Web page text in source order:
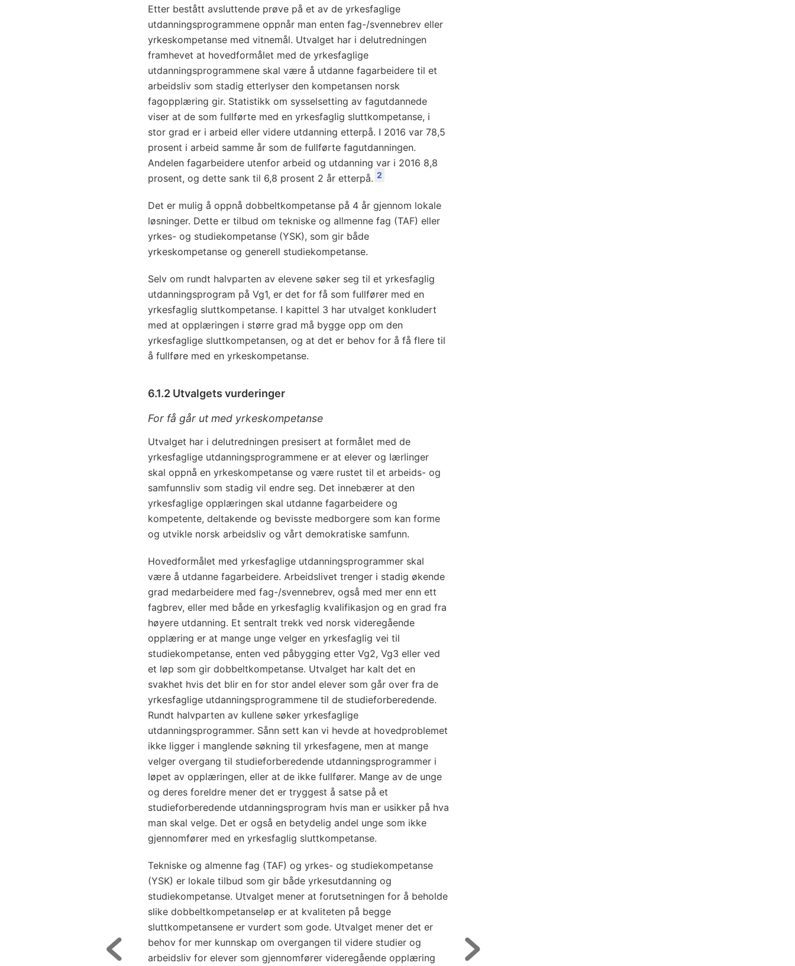
Etter bestått avsluttende prøve på et av de yrkesfaglige
utdanningsprogrammene oppnår man enten fag-/svennebrev eller
yrkeskompetanse med vitnemål. Utvalget har i delutredningen
framhevet at hovedformålet med de yrkesfaglige
utdanningsprogrammene skal være å utdanne fagarbeidere til et
arbeidsliv som stadig etterlyser den kompetansen norsk
fagopplæring gir. Statistikk om sysselsetting av fagutdannede
viser at de som fullførte med en yrkesfaglig sluttkompetanse, i
stor grad er i arbeid eller videre utdanning etterpå. I 2016 var 78,5
prosent i arbeid samme år som de fullførte fagutdanningen.
Andelen fagarbeidere utenfor arbeid og utdanning var i 2016 8,8
prosent, og dette sank til 6,8 prosent 2 år etterpå. 2
Det er mulig å oppnå dobbeltkompetanse på 4 år gjennom lokale
løsninger. Dette er tilbud om tekniske og allmenne fag (TAF) eller
yrkes- og studiekompetanse (YSK), som gir både
yrkeskompetanse og generell studiekompetanse.
Selv om rundt halvparten av elevene søker seg til et yrkesfaglig
utdanningsprogram på Vg1, er det for få som fullfører med en
yrkesfaglig sluttkompetanse. I kapittel 3 har utvalget konkludert
med at opplæringen i større grad må bygge opp om den
yrkesfaglige sluttkompetansen, og at det er behov for å få flere til
å fullføre med en yrkeskompetanse.
6.1.2 Utvalgets vurderinger
For få går ut med yrkeskompetanse
Utvalget har i delutredningen presisert at formålet med de
yrkesfaglige utdanningsprogrammene er at elever og lærlinger
skal oppnå en yrkeskompetanse og være rustet til et arbeids- og
samfunnsliv som stadig vil endre seg. Det innebærer at den
yrkesfaglige opplæringen skal utdanne fagarbeidere og
kompetente, deltakende og bevisste medborgere som kan forme
og utvikle norsk arbeidsliv og vårt demokratiske samfunn.
Hovedformålet med yrkesfaglige utdanningsprogrammer skal
være å utdanne fagarbeidere. Arbeidslivet trenger i stadig økende
grad medarbeidere med fag-/svennebrev, også med mer enn ett
fagbrev, eller med både en yrkesfaglig kvalifikasjon og en grad fra
høyere utdanning. Et sentralt trekk ved norsk videregående
opplæring er at mange unge velger en yrkesfaglig vei til
studiekompetanse, enten ved påbygging etter Vg2, Vg3 eller ved
et løp som gir dobbeltkompetanse. Utvalget har kalt det en
svakhet hvis det blir en for stor andel elever som går over fra de
yrkesfaglige utdanningsprogrammene til de studieforberedende.
Rundt halvparten av kullene søker yrkesfaglige
utdanningsprogrammer. Sånn sett kan vi hevde at hovedproblemet
ikke ligger i manglende søkning til yrkesfagene, men at mange
velger overgang til studieforberedende utdanningsprogrammer i
løpet av opplæringen, eller at de ikke fullfører. Mange av de unge
og deres foreldre mener det er tryggest å satse på et
studieforberedende utdanningsprogram hvis man er usikker på hva
man skal velge. Det er også en betydelig andel unge som ikke
gjennomfører med en yrkesfaglig sluttkompetanse.
Tekniske og almenne fag (TAF) og yrkes- og studiekompetanse
(YSK) er lokale tilbud som gir både yrkesutdanning og
studiekompetanse. Utvalget mener at forutsetningen for å beholde
slike dobbeltkompetanseløp er at kvaliteten på begge
sluttkompetansene er vurdert som gode. Utvalget mener det er
behov for mer kunnskap om overgangen til videre studier og
arbeidsliv for elever som gjennomfører videregående opplæring